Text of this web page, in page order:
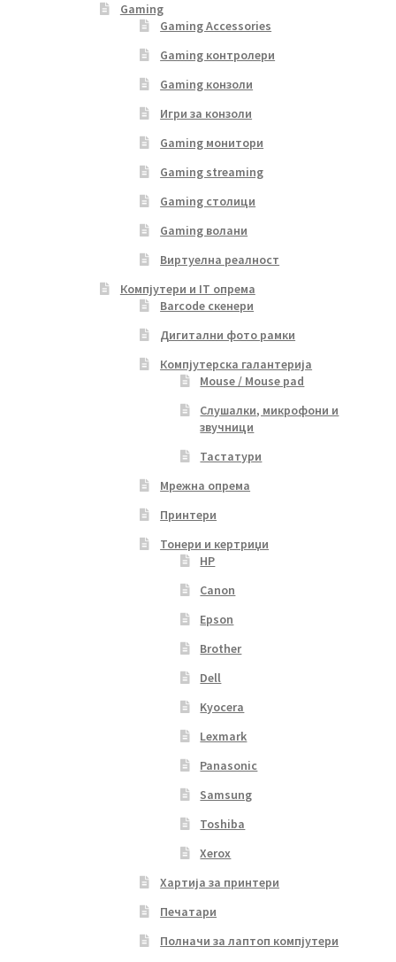
Gaming
Gaming Accessories
Gaming контролери
Gaming конзоли
Игри за конзоли
Gaming монитори
Gaming streaming
Gaming столици
Gaming волани
Виртуелна реалност
Компјутери и IT опрема
Barcode скенери
Дигитални фото рамки
Компјутерска галантерија
Mouse / Mouse pad
Слушалки, микрофони и
звучници
Тастатури
Мрежна опрема
Принтери
Тонери и кертриџи
HP
Canon
Epson
Brother
Dell
Kyocera
Lexmark
Panasonic
Samsung
Toshiba
Xerox
Хартија за принтери
Печатари
Полначи за лаптоп компјутери